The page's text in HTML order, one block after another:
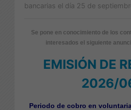
bancarias el día 25 de
Se pone en conocimiento de los
interesados el siguiente
EMISIÓN DE
2026/
Periodo de cobro en